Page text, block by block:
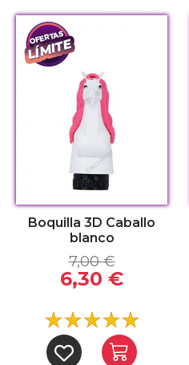
Boquilla 3D Caballo
blanco
7,00 €
6,30 €